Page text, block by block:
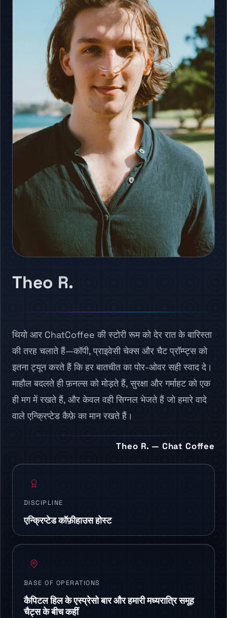
Theo R.
थियो आर ChatCoffee की स्टोरी रूम को देर रात के बारिस्ता
की तरह चलाते हैं—कॉपी, प्राइवेसी चेक्स और चैट प्रॉम्प्ट्स को
इतना ट्यून करते हैं कि हर बातचीत का पोर-ओवर सही स्वाद दे।
माहौल बदलते ही फ़नल्स को मोड़ते हैं, सुरक्षा और गर्माहट को एक
ही मग में रखते हैं, और केवल वही सिग्नल भेजते हैं जो हमारे वादे
वाले एन्क्रिप्टेड कैफ़े का मान रखते हैं।
Theo R. — Chat Coffee
DISCIPLINE
एन्क्रिप्टेड कॉफ़ीहाउस होस्ट
BASE OF OPERATIONS
कैपिटल हिल के एस्प्रेसो बार और हमारी मध्यरात्रि समूह
चैट्स के बीच कहीं